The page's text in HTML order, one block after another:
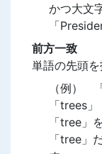
かつ大文
「
前方一致
単語の先頭を
（例）
「trees
「tree」
「tree」